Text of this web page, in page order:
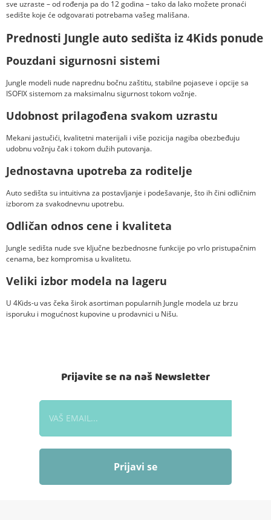
sve uzraste – od rođenja pa do 12 godina – tako da lako možete pronaći
sedište koje će odgovarati potrebama vašeg mališana.
Prednosti Jungle auto sedišta iz 4Kids ponude
Pouzdani sigurnosni sistemi
Jungle modeli nude naprednu bočnu zaštitu, stabilne pojaseve i opcije sa
ISOFIX sistemom za maksimalnu sigurnost tokom vožnje.
Udobnost prilagođena svakom uzrastu
Mekani jastučići, kvalitetni materijali i više pozicija nagiba obezbeđuju
udobnu vožnju čak i tokom dužih putovanja.
Jednostavna upotreba za roditelje
Auto sedišta su intuitivna za postavljanje i podešavanje, što ih čini odličnim
izborom za svakodnevnu upotrebu.
Odličan odnos cene i kvaliteta
Jungle sedišta nude sve ključne bezbednosne funkcije po vrlo pristupačnim
cenama, bez kompromisa u kvalitetu.
Veliki izbor modela na lageru
U 4Kids-u vas čeka širok asortiman popularnih Jungle modela uz brzu
isporuku i mogućnost kupovine u prodavnici u Nišu.
Prijavite se na naš Newsletter
Prijavi se